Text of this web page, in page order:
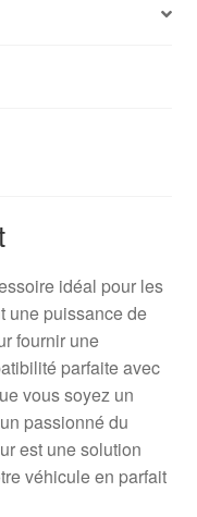
idéal pour les
une puissance de
fournir une
parfaite avec
vous soyez un
passionné du
est une solution
véhicule en parfait